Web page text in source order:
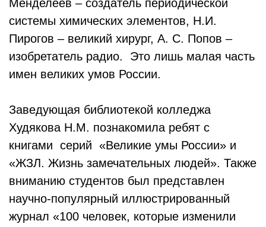
Менделеев – создатель периодической
системы химических элементов, Н.И.
Пирогов – великий хирург, А. С. Попов –
изобретатель радио. Это лишь малая часть
имен великих умов России.
Заведующая библиотекой колледжа
Худякова Н.М. познакомила ребят с
книгами серий «Великие умы России» и
«ЖЗЛ. Жизнь замечательных людей». Также
вниманию студентов был представлен
научно-популярный иллюстрированный
журнал «100 человек, которые изменили